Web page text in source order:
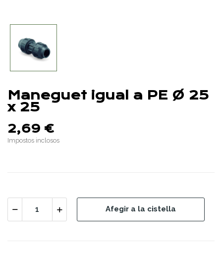
Maneguet igual a PE Ø 25
x 25
2,69 €
Impostos inclosos
Afegir a la cistella